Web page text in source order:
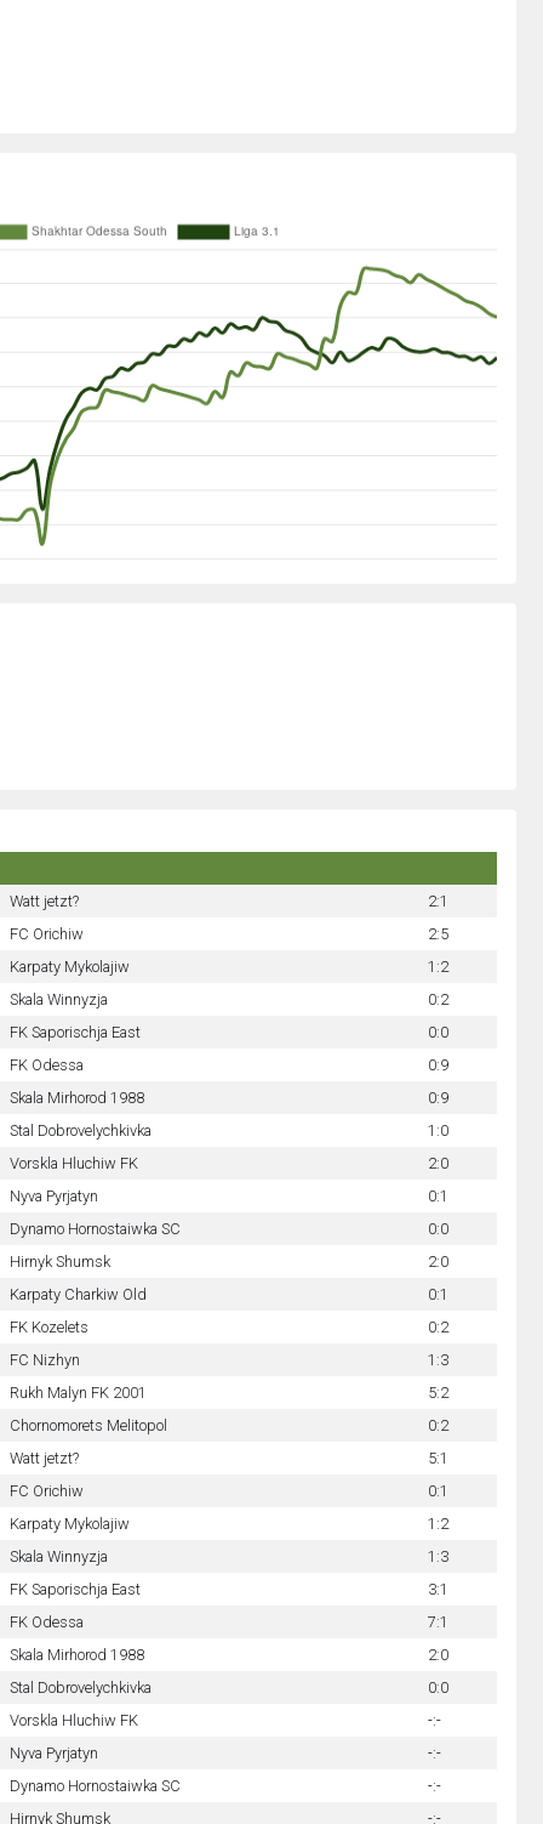
Watt jetzt?
2:1
FC Orichiw
2:5
Karpaty Mykolajiw
1:2
Skala Winnyzja
0:2
FK Saporischja East
0:0
FK Odessa
0:9
Skala Mirhorod 1988
0:9
Stal Dobrovelychkivka
1:0
Vorskla Hluchiw FK
2:0
Nyva Pyrjatyn
0:1
Dynamo Hornostaiwka SC
0:0
Hirnyk Shumsk
2:0
Karpaty Charkiw Old
0:1
FK Kozelets
0:2
FC Nizhyn
1:3
Rukh Malyn FK 2001
5:2
Chornomorets Melitopol
0:2
Watt jetzt?
5:1
FC Orichiw
0:1
Karpaty Mykolajiw
1:2
Skala Winnyzja
1:3
FK Saporischja East
3:1
FK Odessa
7:1
Skala Mirhorod 1988
2:0
Stal Dobrovelychkivka
0:0
Vorskla Hluchiw FK
-:-
Nyva Pyrjatyn
-:-
Dynamo Hornostaiwka SC
-:-
Hirnyk Shumsk -:-